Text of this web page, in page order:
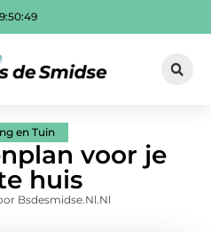
en Tuin
voor je
huis
Bsdesmidse.nl.nl